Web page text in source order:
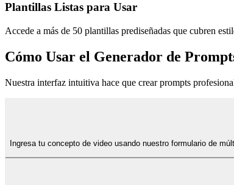
Plantillas Listas para Usar
Accede a más de 50 plantillas prediseñadas que cubren
Cómo Usar el Generador de
Nuestra interfaz intuitiva hace que crear prompts
Ingresa tu concepto de video usando nuestro formulario de